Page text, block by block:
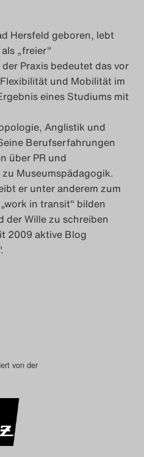
Hersfeld geboren, lebt
„freier"
Praxis bedeutet das vor
und Mobilität im
eines Studiums mit
Anglistik und
Berufserfahrungen
über PR und
Museumspädagogik.
er unter anderem zum
in transit" bilden
der Wille zu schreiben
2009 aktive Blog
von der